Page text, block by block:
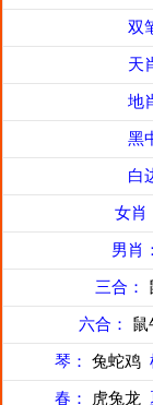
双
天
地
黑
白
女肖
男肖
三合：
六合： 鼠
琴： 兔蛇鸡
春：
虎兔龙